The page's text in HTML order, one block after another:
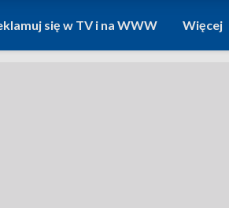
się w TV i na WWW Więcej